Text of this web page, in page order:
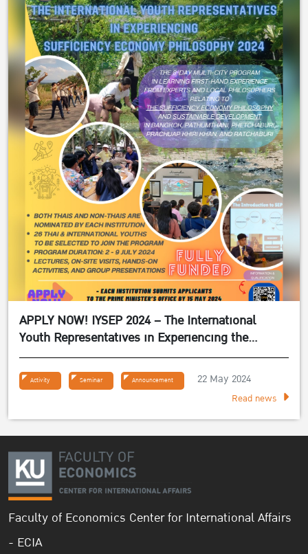
APPLY NOW! IYSEP 2024 – The International
Youth Representatives in Experiencing the
Sufficiency Economy Philosophy 2024
Activity Seminar Announcement 22 May 2024
Read news
Faculty of Economics Center for International Affairs
- ECIA